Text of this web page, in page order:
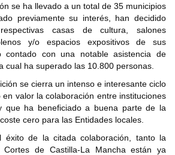
se ha llevado a un total de 35 municipios
previamente su interés, han decidido
casas de cultura, salones
y/o espacios expositivos de sus
contado con una notable asistencia de
cual ha superado las 10.800 personas.
se cierra un intenso e interesante ciclo
valor la colaboración entre instituciones
que ha beneficiado a buena parte de la
cero para las Entidades locales.
éxito de la citada colaboración, tanto la
Cortes de Castilla-La Mancha están ya